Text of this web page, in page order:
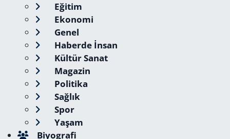
Eğitim
Ekonomi
Genel
Haberde İnsan
Kültür Sanat
Magazin
Politika
Sağlık
Spor
Yaşam
Biyografi